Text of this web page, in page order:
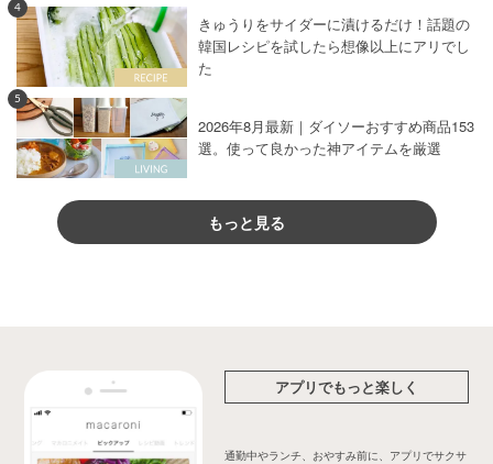
4
きゅうりをサイダーに漬けるだけ！話題の
韓国レシピを試したら想像以上にアリでし
た
5
2026年8月最新｜ダイソーおすすめ商品153
選。使って良かった神アイテムを厳選
もっと見る
アプリでもっと楽しく
通勤中やランチ、おやすみ前に、アプリでサクサ